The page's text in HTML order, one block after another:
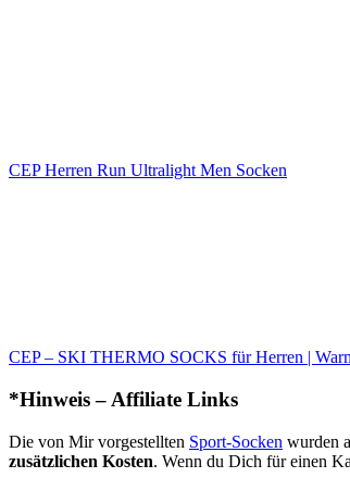
CEP Herren Run Ultralight Men Socken
CEP – SKI THERMO SOCKS für Herren |
*Hinweis – Affiliate Links
Die von Mir vorgestellten Sport-Socken wurden
zusätzlichen Kosten. Wenn du Dich für einen